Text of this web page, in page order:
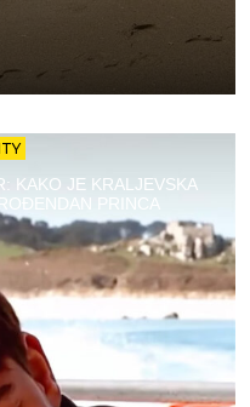
KAKO JE KRALJEVSKA
PRINCA